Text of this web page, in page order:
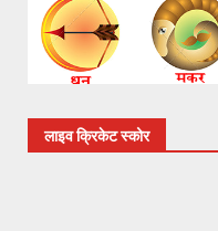
लाइव क्रिकेट स्कोर